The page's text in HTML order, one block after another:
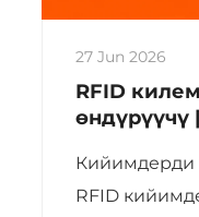
27 Jun 2026
RFID
өндүрүүчү
RFID
Кийимдерди
RFID